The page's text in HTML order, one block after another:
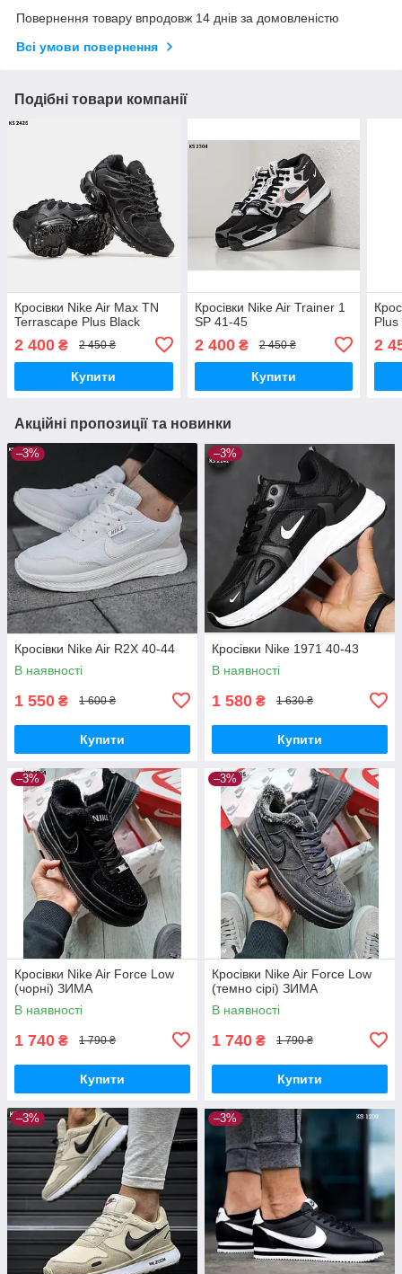
Повернення товару впродовж 14 днів за домовленістю
Всі умови повернення
Подібні товари компанії
Кросівки Nike Air Max TN
Terrascape Plus Black
2 400 ₴ 2 450 ₴
Купити
Кросівки Nike Air Trainer 1
SP 41-45
2 400₴ 2 450 ₴
Купити
2
Акційні пропозиції та новинки
–3%
Кросівки Nike Air R2X 40-44
В наявності
1 550 ₴ 1 600 ₴
Купити
–3%
Кросівки Nike 1971 40-43
В наявності
1 580 ₴ 1 630 ₴
Купити
–3%
Кросівки Nike Air Force Low
(чорні) ЗИМА
В наявності
1 740 ₴ 1 790 ₴
Купити
–3%
Кросівки Nike Air Force Low
(темно сірі) ЗИМА
В наявності
1 740 ₴ 1 790 ₴
Купити
–3% –3%